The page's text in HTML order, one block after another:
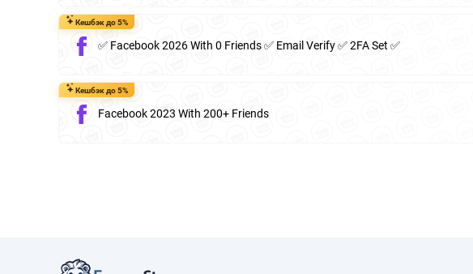
Кешбэк до 5%
✅ Facebook 2026 With 0 Friends ✅ Email Verify ✅ 2FA Set ✅
Кешбэк до 5%
Facebook 2023 With 200+ Friends